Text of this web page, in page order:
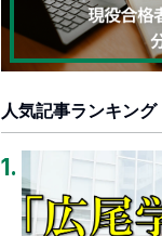
人気記事ランキング
1.